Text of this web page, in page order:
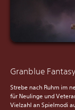
Granblue
Strebe nach Ruhm im
für Neulinge und
Vielzahl an Spielmodi